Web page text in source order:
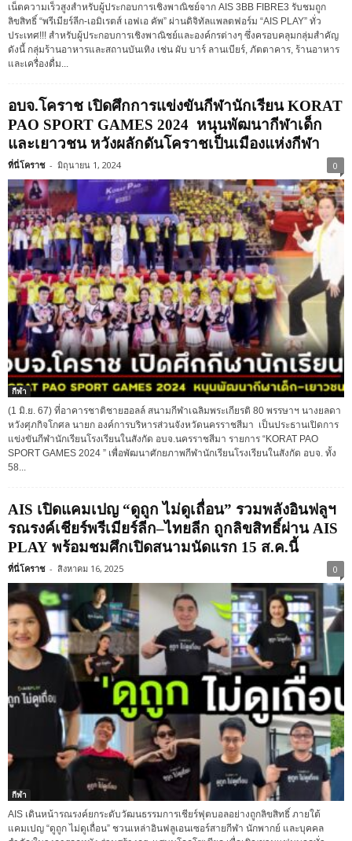
เน็ตความเร็วสูงสำหรับผู้ประกอบการเชิงพาณิชย์จาก AIS 3BB FIBRE3 รับชมถูก
ลิขสิทธิ์ “พรีเมียร์ลีก-เอมิเรตส์ เอฟเอ คัพ” ผ่านดิจิทัลแพลตฟอร์ม “AIS PLAY” ทั่ว
ประเทศ!!! สำหรับผู้ประกอบการเชิงพาณิชย์และองค์กรต่างๆ ซึ่งครอบคลุมกลุ่มสำคัญ
ดังนี้ กลุ่มร้านอาหารและสถานบันเทิง เช่น ผับ บาร์ ลานเบียร์, ภัตตาคาร, ร้านอาหาร
และเครื่องดื่ม...
อบจ.โคราช เปิดศึกการแข่งขันกีฬานักเรียน KORAT
PAO SPORT GAMES 2024 หนุนพัฒนากีฬาเด็ก
และเยาวชน หวังผลักดันโคราชเป็นเมืองแห่งกีฬา
ที่นี่โคราช - มิถุนายน 1, 2024 0
กีฬา
(1 มิ.ย. 67) ที่อาคารชาติชายฮอลล์ สนามกีฬาเฉลิมพระเกียรติ 80 พรรษาฯ นางยลดา
หวังศุภกิจโกศล นายก องค์การบริหารส่วนจังหวัดนครราชสีมา เป็นประธานเปิดการ
แข่งขันกีฬานักเรียนโรงเรียนในสังกัด อบจ.นครราชสีมา รายการ “KORAT PAO
SPORT GAMES 2024 ” เพื่อพัฒนาศักยภาพกีฬานักเรียนโรงเรียนในสังกัด อบจ. ทั้ง
58...
AIS เปิดแคมเปญ “ดูถูก ไม่ดูเถื่อน” รวมพลังอินฟลูฯ
รณรงค์เชียร์พรีเมียร์ลีก–ไทยลีก ถูกลิขสิทธิ์ผ่าน AIS
PLAY พร้อมชมศึกเปิดสนามนัดแรก 15 ส.ค.นี้
ที่นี่โคราช - สิงหาคม 16, 2025 0
กีฬา
AIS เดินหน้ารณรงค์ยกระดับวัฒนธรรมการเชียร์ฟุตบอลอย่างถูกลิขสิทธิ์ ภายใต้
แคมเปญ “ดูถูก ไม่ดูเถื่อน” ชวนเหล่าอินฟลูเอนเซอร์สายกีฬา นักพากย์ และบุคคล